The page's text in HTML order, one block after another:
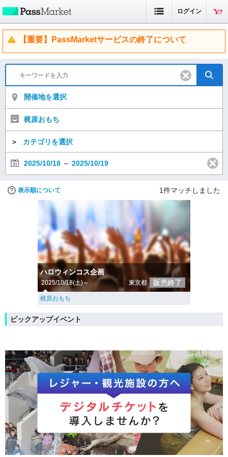
ログイン
【重要】PassMarketサービスの終了について
開催地を選択
梶原おもち
＞ カテゴリを選択
2025/10/18 ～ 2025/10/19
表示順について 1件マッチしました
ハロウィンコス企画
2025/10/18(土)～ 東京都 販売終了
梶原おもち
ピックアップイベント